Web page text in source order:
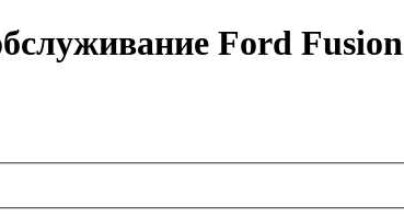
Ford Fusion